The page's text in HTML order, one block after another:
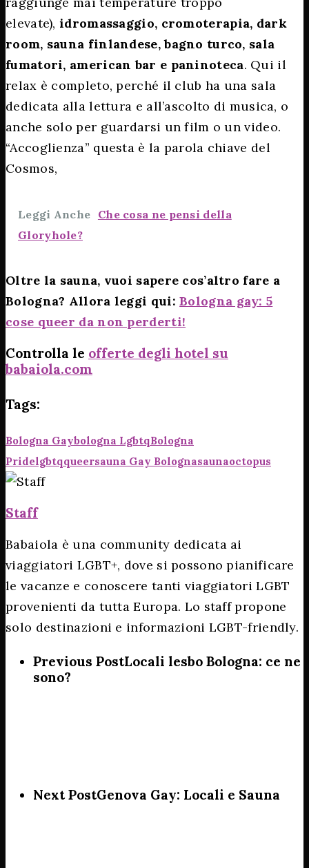
elevate),idromassaggio, cromoterapia, dark
room, sauna finlandese, bagno turco, sala
fumatori, american bar e paninoteca. Qui il
relax è completo, perché il club ha una sala
dedicata alla lettura e all’ascolto di musica, o
anche solo per guardarsi un film o un video.
“Accoglienza” questa è la parola chiave del
Cosmos,
Leggi Anche Che cosa ne pensi della
Gloryhole?
Oltre la sauna, vuoi sapere cos’altro fare a
Bologna? Allora leggi qui:Bologna gay: 5
cose queer da non perderti!
Controlla le offerte degli hotel su
babaiola.com
Tags:
Bologna GayBologna LgbtqBologna
PrideLgbtqQueerSauna Gay BolognaSaunaoctopus
Staff
Babaiola è una community dedicata ai
viaggiatori LGBT+, dove si possono pianificare
le vacanze e conoscere tanti viaggiatori LGBT
provenienti da tutta Europa. Lo staff propone
solo destinazioni e informazioni LGBT-friendly.
Previous PostLocali lesbo Bologna: ce ne
sono?
Next PostGenova Gay: Locali e Sauna